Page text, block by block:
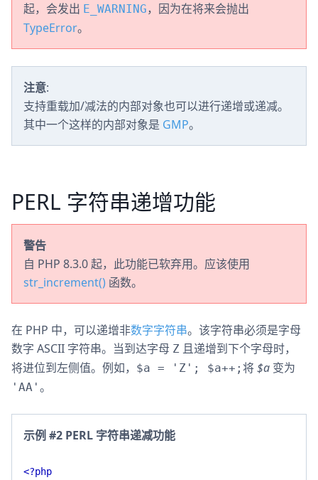
起，会发出 E_WARNING，因为在将来会抛出
TypeError。
注意:
支持重载加/减法的内部对象也可以进行递增或递减。
其中一个这样的内部对象是 GMP。
PERL 字符串递增功能
警告
自 PHP 8.3.0 起，此功能已软弃用。应该使用
str_increment() 函数。
在 PHP 中，可以递增非数字字符串。该字符串必须是字母
数字 ASCII 字符串。当到达字母 Z 且递增到下个字母时，
将进位到左侧值。例如， $a = 'Z'; $a++; 将$a 变为
'AA' 。
示例 #2 PERL 字符串递减功能
<?php